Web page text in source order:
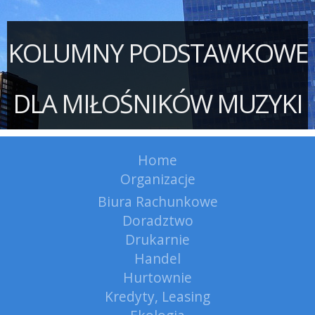
KOLUMNY PODSTAWKOWE
DLA MIŁOŚNIKÓW MUZYKI
Home
Organizacje
Biura Rachunkowe
Doradztwo
Drukarnie
Handel
Hurtownie
Kredyty, Leasing